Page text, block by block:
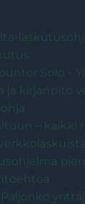
Solo –
ja kirjanpito
– kaikki